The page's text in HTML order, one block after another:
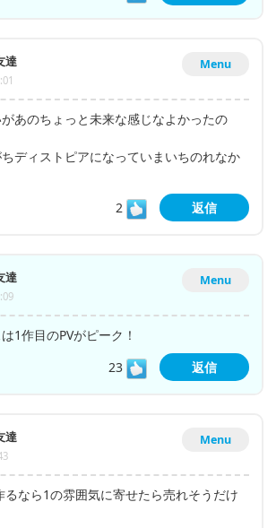
Menu
達
あのちょっと未来な感じなよかったの
ディストピアになっていまいちのれなか
2
返信
Menu
達
1作目のPVがピーク！
23
返信
Menu
達
るなら1の雰囲気に寄せたら売れそうだけ